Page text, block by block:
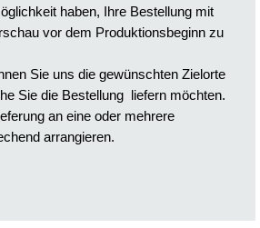
haben, Ihre Bestellung mit
vor dem Produktionsbeginn zu
Sie uns die gewünschten Zielorte
Sie die Bestellung  liefern möchten.
an eine oder mehrere
arrangieren.